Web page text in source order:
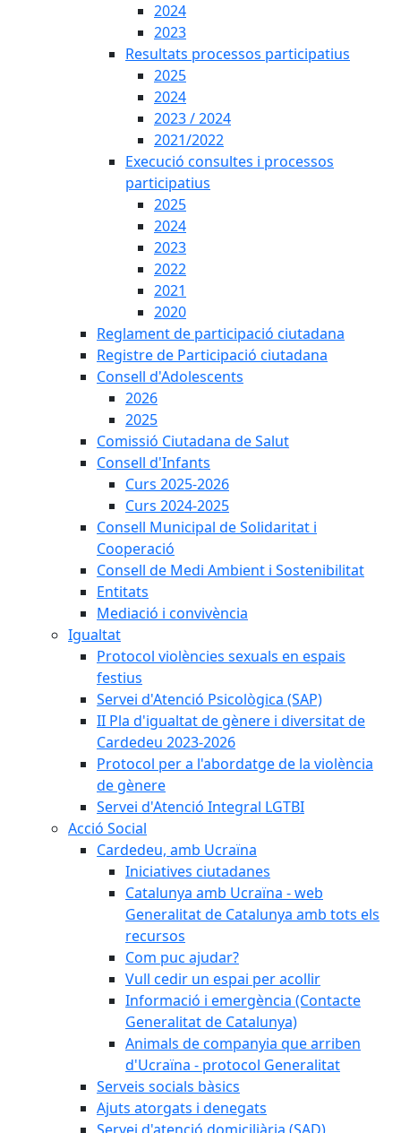
2024
2023
Resultats processos participatius
2025
2024
2023 / 2024
2021/2022
Execució consultes i processos
participatius
2025
2024
2023
2022
2021
2020
Reglament de participació ciutadana
Registre de Participació ciutadana
Consell d'Adolescents
2026
2025
Comissió Ciutadana de Salut
Consell d'Infants
Curs 2025-2026
Curs 2024-2025
Consell Municipal de Solidaritat i
Cooperació
Consell de Medi Ambient i Sostenibilitat
Entitats
Mediació i convivència
Igualtat
Protocol violències sexuals en espais
festius
Servei d'Atenció Psicològica (SAP)
II Pla d'igualtat de gènere i diversitat de
Cardedeu 2023-2026
Protocol per a l'abordatge de la violència
de gènere
Servei d'Atenció Integral LGTBI
Acció Social
Cardedeu, amb Ucraïna
Iniciatives ciutadanes
Catalunya amb Ucraïna - web
Generalitat de Catalunya amb tots els
recursos
Com puc ajudar?
Vull cedir un espai per acollir
Informació i emergència (Contacte
Generalitat de Catalunya)
Animals de companyia que arriben
d'Ucraïna - protocol Generalitat
Serveis socials bàsics
Ajuts atorgats i denegats